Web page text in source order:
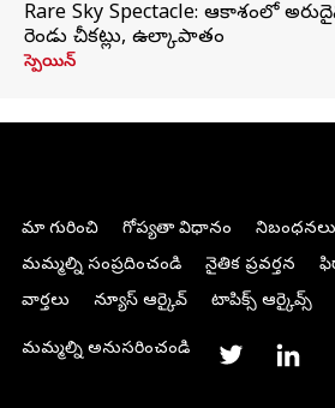
Rare Sky Spectacle: ఆకాశంలో
రెండు చీకట్లు, ఉల్కాపాతం
స్పెయిన్
మా గురించి గోప్యతా విధానం
మమ్మల్ని సంప్రదించండి
నైతిక ప్రవర్తన
వార్తలు
న్యూస్ ఆర్కైవ్ టాపిక్స్ ఆర్కైవ్స్
మమ్మల్ని అనుసరించండి